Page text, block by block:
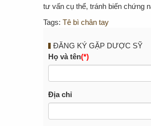
tư vấn cụ thể, tránh biến chứng
Tags:Tê bì chân tay
ĐĂNG KÝ GẶP DƯỢC SỸ
Họ và tên(*)
Địa chỉ